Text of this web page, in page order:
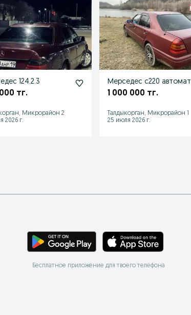
124.2.3
тг.
Микрорайон 2
2026 г.
Мерседес с220 автомат
1 000 000 тг.
Талдыкорган, Микрорайон 1
25 июля 2026 г.
Бесплатное приложение для твоего телефона